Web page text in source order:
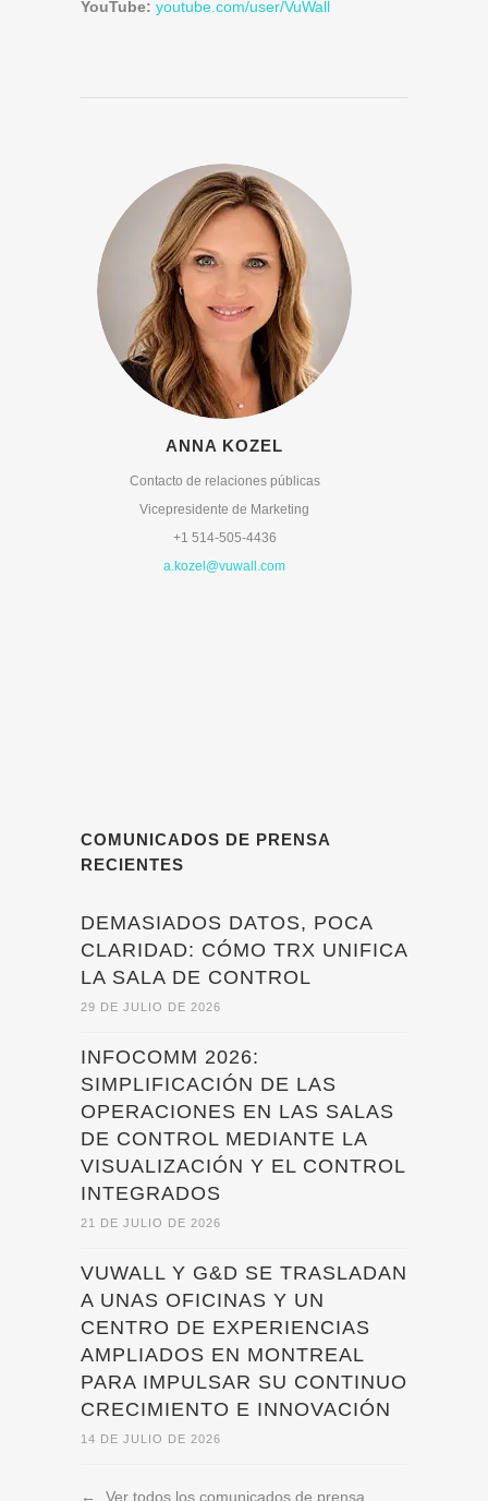
YouTube: youtube.com/user/VuWall
ANNA KOZEL
Contacto de relaciones públicas
Vicepresidente de Marketing
+1 514-505-4436
a.kozel@vuwall.com
COMUNICADOS DE PRENSA
RECIENTES
DEMASIADOS DATOS, POCA
CLARIDAD: CÓMO TRX UNIFICA
LA SALA DE CONTROL
29 DE JULIO DE 2026
INFOCOMM 2026:
SIMPLIFICACIÓN DE LAS
OPERACIONES EN LAS SALAS
DE CONTROL MEDIANTE LA
VISUALIZACIÓN Y EL CONTROL
INTEGRADOS
21 DE JULIO DE 2026
VUWALL Y G&D SE TRASLADAN
A UNAS OFICINAS Y UN
CENTRO DE EXPERIENCIAS
AMPLIADOS EN MONTREAL
PARA IMPULSAR SU CONTINUO
CRECIMIENTO E INNOVACIÓN
14 DE JULIO DE 2026
← Ver todos los comunicados de prensa